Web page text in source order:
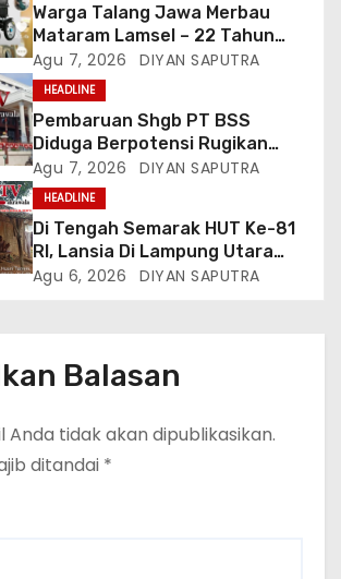
Warga Talang Jawa Merbau
Mataram Lamsel – 22 Tahun
Lumpuh Vina Agustina Viral Di
Tiktok Inginkan Kursi Roda
Listrik, Kepala Perwakilan
Provinsi Lampung Media
Cakrawala Tv Meminta Pemda
Lamsel Bertindak
Agu 7, 2026 DIYAN SAPUTRA
HEADLINE
Pembaruan Shgb PT BSS
Diduga Berpotensi Rugikan
Negara, Kementrian ATR/BPN Di
Gugat Di PTUN Jakarta
Agu 7, 2026 DIYAN SAPUTRA
HEADLINE
Di Tengah Semarak HUT Ke-81
RI, Lansia Di Lampung Utara
Hidup Memprihatinkan
Agu 6, 2026 DIYAN SAPUTRA
Balasan
Anda tidak akan dipublikasikan.
ditandai *